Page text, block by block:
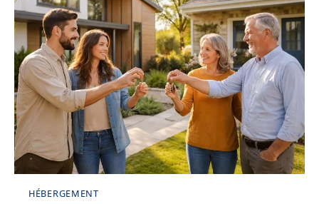
HÉBERGEMENT